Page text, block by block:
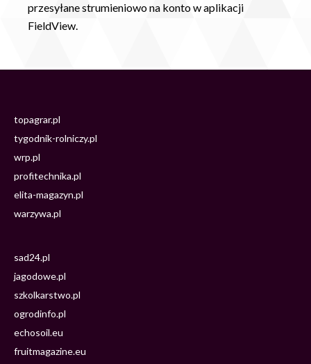
przesyłane strumieniowo na konto w aplikacji
FieldView.
topagrar.pl
tygodnik-rolniczy.pl
wrp.pl
profitechnika.pl
elita-magazyn.pl
warzywa.pl
sad24.pl
jagodowe.pl
szkolkarstwo.pl
ogrodinfo.pl
echosoil.eu
fruitmagazine.eu